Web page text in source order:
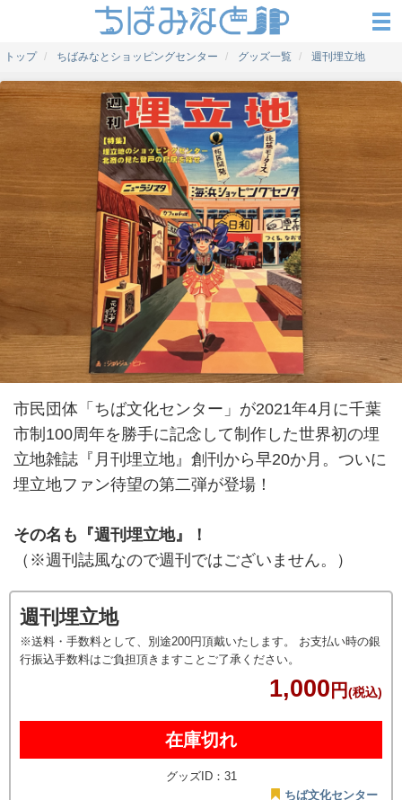
トップ ちばみなとショッピングセンター グッズ一覧 週刊埋立地
市民団体「ちば文化センター」が2021年4月に千葉
市制100周年を勝手に記念して制作した世界初の埋
立地雑誌『月刊埋立地』創刊から早20か月。ついに
埋立地ファン待望の第二弾が登場！
その名も『週刊埋立地』！
（※週刊誌風なので週刊ではございません。）
週刊埋立地
※送料・手数料として、別途200円頂戴いたします。 お支払い時の銀
行振込手数料はご負担頂きますことご了承ください。
1,000 円 (税込)
在庫切れ
グッズID：31
ちば文化センター